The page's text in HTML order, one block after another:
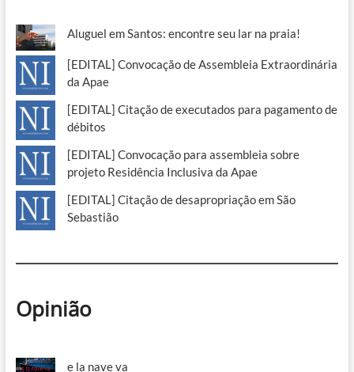
Aluguel em Santos: encontre seu lar na praia!
[EDITAL] Convocação de Assembleia Extraordinária
da Apae
[EDITAL] Citação de executados para pagamento de
débitos
[EDITAL] Convocação para assembleia sobre
projeto Residência Inclusiva da Apae
[EDITAL] Citação de desapropriação em São
Sebastião
Opinião
e la nave va